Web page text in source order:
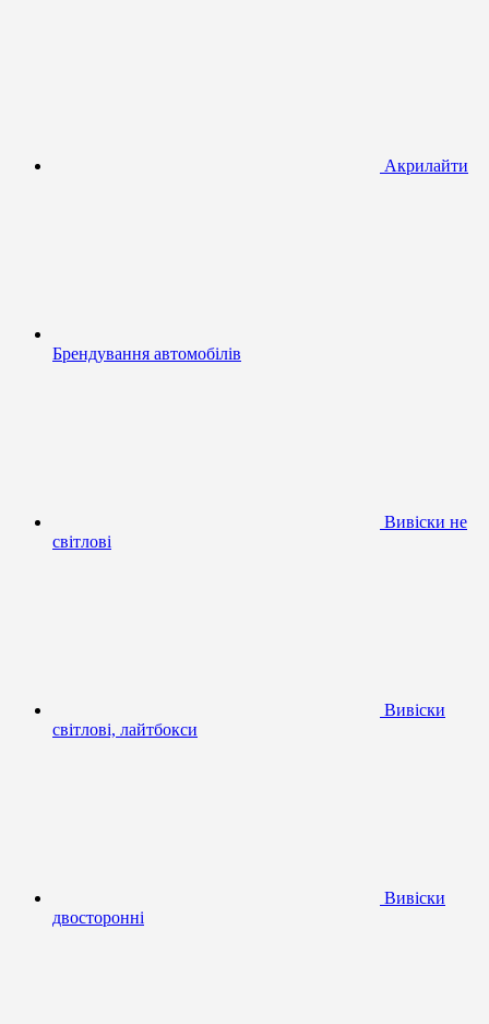
Акрилайти
Брендування автомобілів
Вивіски не
світлові
Вивіски
світлові, лайтбокси
Вивіски
двосторонні